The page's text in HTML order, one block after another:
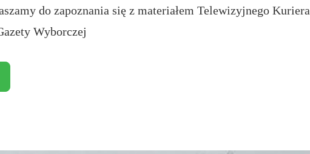
do zapoznania się z materiałem Telewizyjnego Kuriera
Wyborczej